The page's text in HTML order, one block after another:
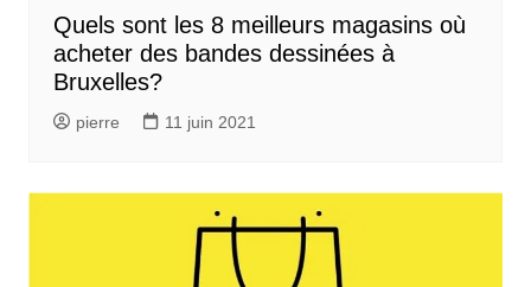
Quels sont les 8 meilleurs magasins où
acheter des bandes dessinées à
Bruxelles?
pierre 11 juin 2021